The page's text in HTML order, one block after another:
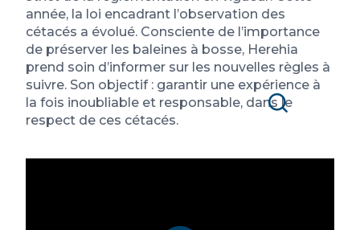
année, la loi encadrant l’observation des
cétacés a évolué. Consciente de l’importance
de préserver les baleines à bosse, Herehia
prend soin d’informer sur les nouvelles règles à
suivre. Son objectif : garantir une expérience à
la fois inoubliable et responsable, dans le
respect de ces cétacés.